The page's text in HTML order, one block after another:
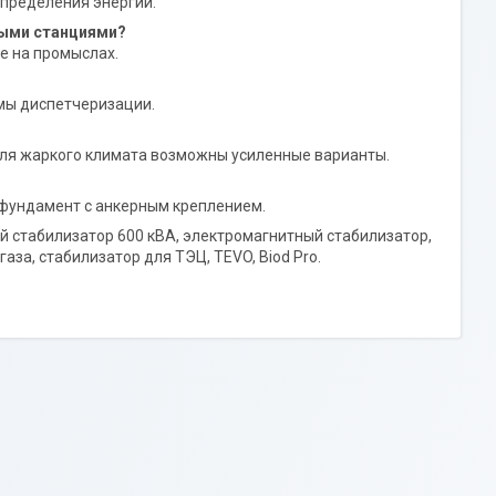
станциями?
на промыслах.
диспетчеризации.
жаркого климата возможны усиленные варианты.
с анкерным креплением.
600 кВА, электромагнитный стабилизатор,
стабилизатор для ТЭЦ, TEVO, Biod Pro.